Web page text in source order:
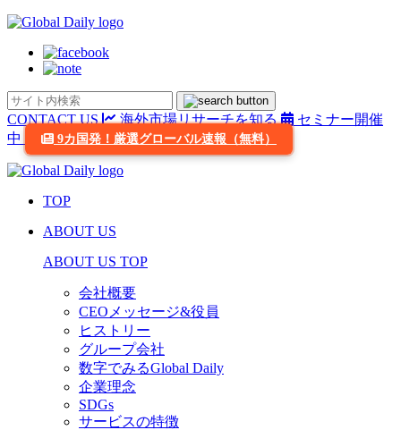
CONTACT US 海外市場リサーチを知る
セミナー開催
中
9カ国発！厳選グローバル速報（無料）
TOP
ABOUT US
ABOUT US TOP
会社概要
CEOメッセージ&役員
ヒストリー
グループ会社
数字でみるGlobal Daily
企業理念
SDGs
サービスの特徴